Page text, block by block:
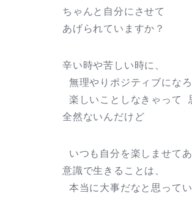
ちゃんと自分にさせて
あげられていますか？
辛い時や苦しい時に、
無理やりポジティブにな
楽しいことしなきゃって
全然ないんだけど
いつも自分を楽しませて
意識で生きることは、
本当に大事だなと思ってい